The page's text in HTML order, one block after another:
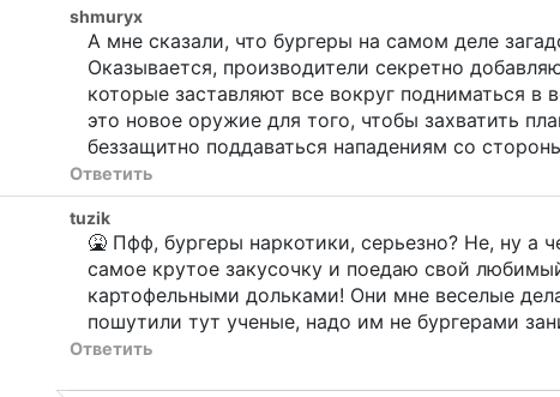
shmuryx
А мне сказали, что бургеры на самом деле
Оказывается, производители секретно
которые заставляют все вокруг подниматься
это новое оружие для того, чтобы захватить
беззащитно поддаваться нападениям со
Ответить
tuzik
🤮 Пфф, бургеры наркотики, серьезно? Не, ну а
самое крутое закусочку и поедаю свой
картофельными дольками! Они мне веселые
пошутили тут ученые, надо им не бургерами
Ответить